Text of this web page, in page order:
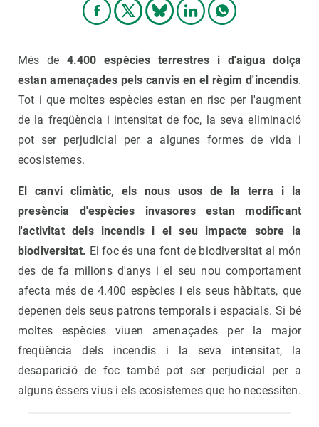
Més de 4.400 espècies terrestres i d'aigua dolça
estan amenaçades pels canvis en el règim d'incendis.
Tot i que moltes espècies estan en risc per l'augment
de la freqüència i intensitat de foc, la seva eliminació
pot ser perjudicial per a algunes formes de vida i
ecosistemes.
El canvi climàtic, els nous usos de la terra i la
presència d'espècies invasores estan modificant
l'activitat dels incendis i el seu impacte sobre la
biodiversitat. El foc és una font de biodiversitat al món
des de fa milions d'anys i el seu nou comportament
afecta més de 4.400 espècies i els seus hàbitats, que
depenen dels seus patrons temporals i espacials. Si bé
moltes espècies viuen amenaçades per la major
freqüència dels incendis i la seva intensitat, la
desaparició de foc també pot ser perjudicial per a
alguns éssers vius i els ecosistemes que ho necessiten.